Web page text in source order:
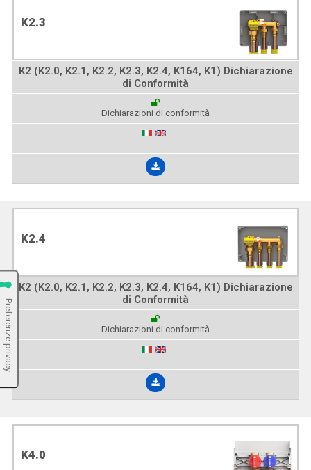
K2.3
K2 (K2.0, K2.1, K2.2, K2.3, K2.4, K164, K1) Dichiarazione
di Conformità
Dichiarazioni di conformità
K2.4
K2 (K2.0, K2.1, K2.2, K2.3, K2.4, K164, K1) Dichiarazione
di Conformità
Dichiarazioni di conformità
K4.0